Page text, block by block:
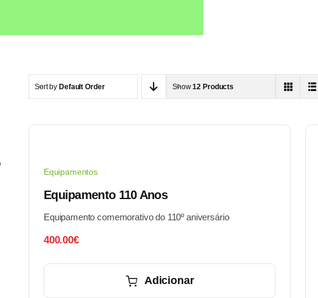
Sort by Default Order Show12 Products
Equipamentos
Equipamento 110 Anos
Equipamento comemorativo do 110º aniversário
400.00€
Adicionar